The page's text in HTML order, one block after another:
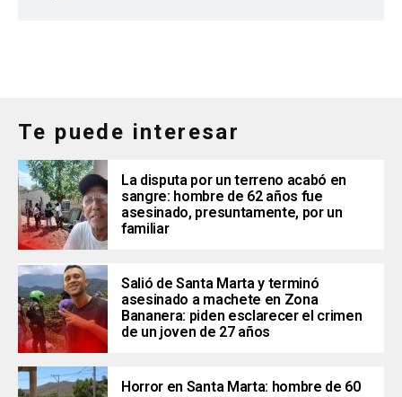
Te puede interesar
La disputa por un terreno acabó en
sangre: hombre de 62 años fue
asesinado, presuntamente, por un
familiar
Salió de Santa Marta y terminó
asesinado a machete en Zona
Bananera: piden esclarecer el crimen
de un joven de 27 años
Horror en Santa Marta: hombre de 60